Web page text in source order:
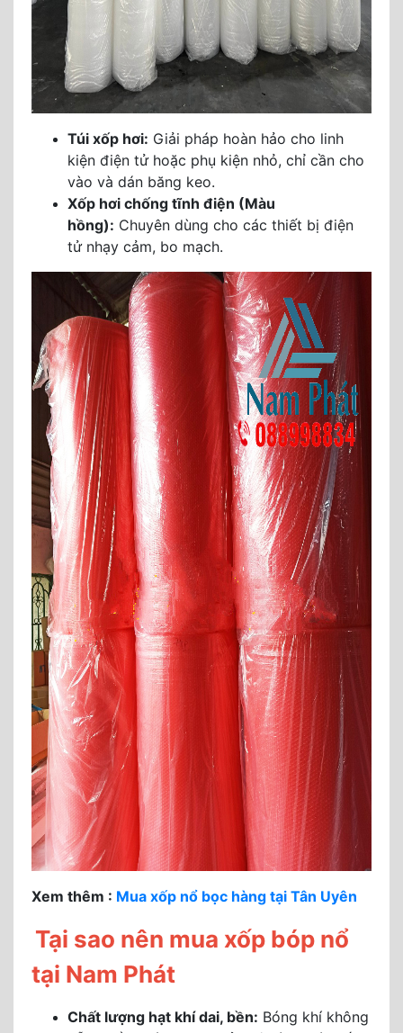
Túi xốp hơi: Giải pháp hoàn hảo cho linh
kiện điện tử hoặc phụ kiện nhỏ, chỉ cần cho
vào và dán băng keo.
Xốp hơi chống tĩnh điện (Màu
hồng): Chuyên dùng cho các thiết bị điện
tử nhạy cảm, bo mạch.
Xem thêm : Mua xốp nổ bọc hàng tại Tân Uyên
Tại sao nên mua xốp bóp nổ
tại Nam Phát
Chất lượng hạt khí dai, bền: Bóng khí không